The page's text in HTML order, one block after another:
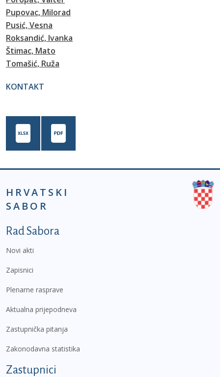
Pupovac, Milorad
Pusić, Vesna
Roksandić, Ivanka
Štimac, Mato
Tomašić, Ruža
KONTAKT
HRVATSKI
SABOR
Podnožje prvi izbornik
Rad Sabora
Novi akti
Zapisnici
Plenarne rasprave
Aktualna prijepodneva
Zastupnička pitanja
Zakonodavna statistika
Zastupnici